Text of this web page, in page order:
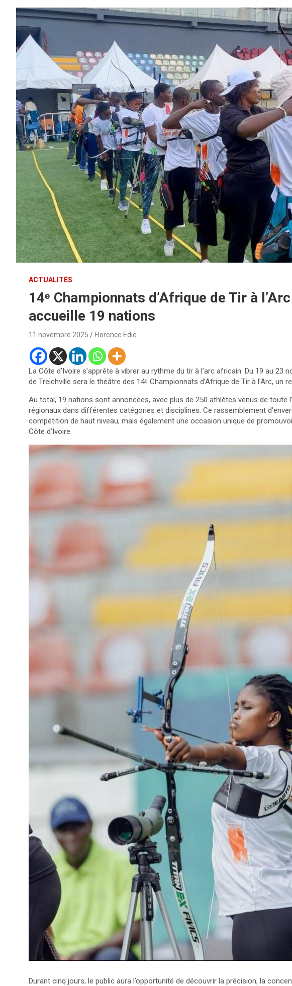
ACTUALITÉS
14ᵉ Championnats d’Afrique de Tir à
accueille 19 nations
11 novembre 2025 Florence Edie
La Côte d’Ivoire s’apprête à vibrer au rythme du tir à l’arc africain. Du 19 au 23
de Treichville sera le théâtre des 14ᵉ Championnats d’Afrique de Tir à l’Arc, un
Au total, 19 nations sont annoncées, avec plus de 250 athlètes venus de toute
régionaux dans différentes catégories et disciplines. Ce rassemblement
compétition de haut niveau, mais également une occasion unique de
Côte d’Ivoire.
Durant cinq jours, le public aura l’opportunité de découvrir la précision, la